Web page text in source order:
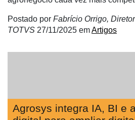
Postado por Fabrício Orrigo,
TOTVS 27/11/2025 emArtigos
Agrosys integra IA, BI e